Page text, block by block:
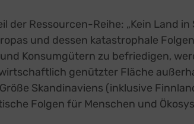
der Ressourcen-Reihe: „Kein Land
und dessen katastrophale
Konsumgütern zu befriedigen,
genützter Fläche
Skandinaviens (inklusive
Folgen für Menschen und